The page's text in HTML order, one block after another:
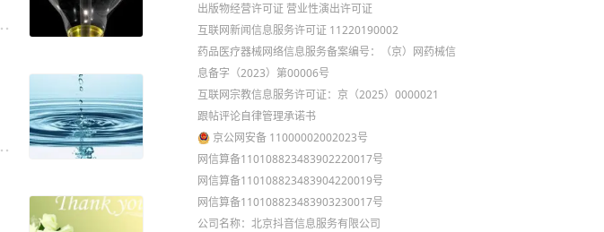
出版物经营许可证 营业性演出许可证
互联网新闻信息服务许可证 11220190002
药品医疗器械网络信息服务备案编号：（京）网药械信
息备字（2023）第00006号
互联网宗教信息服务许可证：京（2025）0000021
跟帖评论自律管理承诺书
京公网安备 11000002002023号
网信算备110108823483902220017号
网信算备110108823483904220019号
网信算备110108823483903230017号
公司名称：北京抖音信息服务有限公司